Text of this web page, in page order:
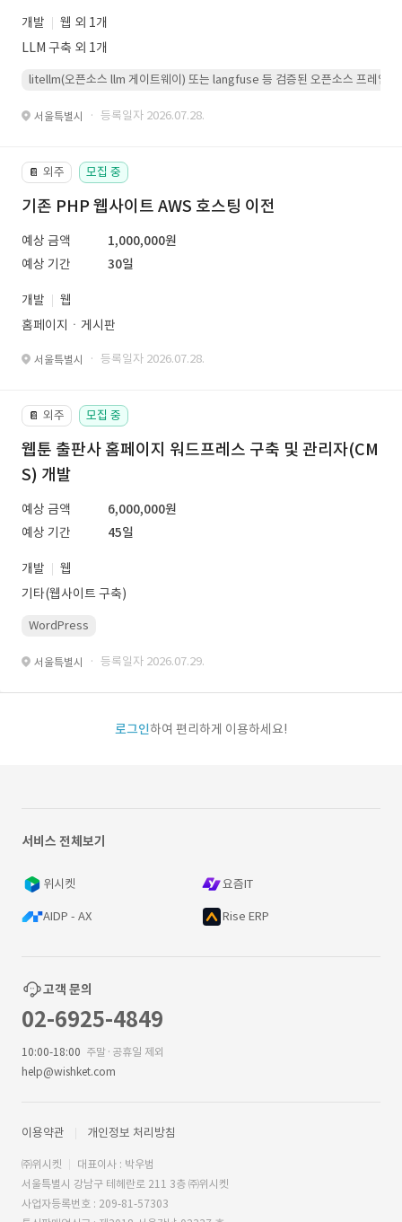
개발
웹 외 1개
LLM 구축 외 1개
litellm(오픈소스 llm 게이트웨이) 또는 langfuse 등 검증된 오픈소스 프레임워
서울특별시 · 등록일자 2026.07.28.
📔 외주 모집 중
기존 PHP 웹사이트 AWS 호스팅 이전
예상 금액
1,000,000원
예상 기간
30일
개발
웹
홈페이지ㆍ게시판
서울특별시 · 등록일자 2026.07.28.
📔 외주 모집 중
웹툰 출판사 홈페이지 워드프레스 구축 및 관리자(CM
S) 개발
예상 금액
6,000,000원
예상 기간
45일
개발
웹
기타(웹사이트 구축)
WordPress
서울특별시 · 등록일자 2026.07.29.
로그인하여 편리하게 이용하세요!
서비스 전체보기
위시켓 요즘IT
AIDP - AX Rise ERP
고객 문의
02-6925-4849
10:00-18:00 주말·공휴일 제외
help@wishket.com
이용약관 개인정보 처리방침
㈜위시켓
대표이사 : 박우범
서울특별시 강남구 테헤란로 211 3층 ㈜위시켓
사업자등록번호 : 209-81-57303